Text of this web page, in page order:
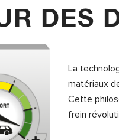
DES
La
matériaux
Cette
frein